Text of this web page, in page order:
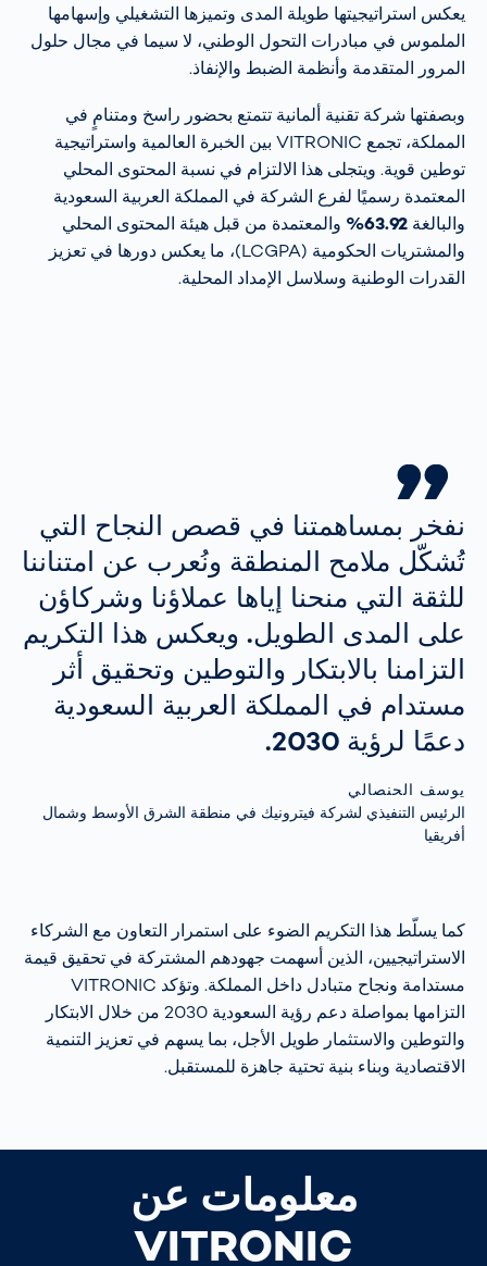
يعكس استراتيجيتها طويلة المدى وتميزها التشغيلي وإسهامها
الملموس في مبادرات التحول الوطني، لا سيما في مجال حلول
المرور المتقدمة وأنظمة الضبط والإنفاذ.
وبصفتها شركة تقنية ألمانية تتمتع بحضور راسخ ومتنامٍ في
المملكة، تجمع VITRONIC بين الخبرة العالمية واستراتيجية
توطين قوية. ويتجلى هذا الالتزام في نسبة المحتوى المحلي
المعتمدة رسميًا لفرع الشركة في المملكة العربية السعودية
والبالغة
والمعتمدة من قبل هيئة المحتوى المحلي
والمشتريات الحكومية (LCGPA)، ما يعكس دورها في تعزيز
القدرات الوطنية وسلاسل الإمداد المحلية.
نفخر بمساهمتنا في قصص النجاح التي
تُشكّل ملامح المنطقة ونُعرب عن امتناننا
للثقة التي منحنا إياها عملاؤنا وشركاؤن
على المدى الطويل. ويعكس هذا التكريم
التزامنا بالابتكار والتوطين وتحقيق أثر
مستدام في المملكة العربية السعودية
دعمًا لرؤية 2030.
يوسف الحنصالي
الرئيس التنفيذي لشركة فيترونيك في منطقة الشرق الأوسط وشمال
أفريقيا
كما يسلّط هذا التكريم الضوء على استمرار التعاون مع الشركاء
الاستراتيجيين، الذين أسهمت جهودهم المشتركة في تحقيق قيمة
مستدامة ونجاح متبادل داخل المملكة. وتؤكد VITRONIC
التزامها بمواصلة دعم رؤية السعودية 2030 من خلال الابتكار
والتوطين والاستثمار طويل الأجل، بما يسهم في تعزيز التنمية
الاقتصادية وبناء بنية تحتية جاهزة للمستقبل.
معلومات عن
VITRONIC